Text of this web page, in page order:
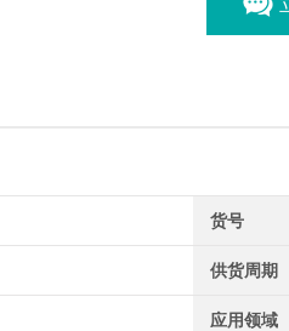
货号
供货周期
应用领域